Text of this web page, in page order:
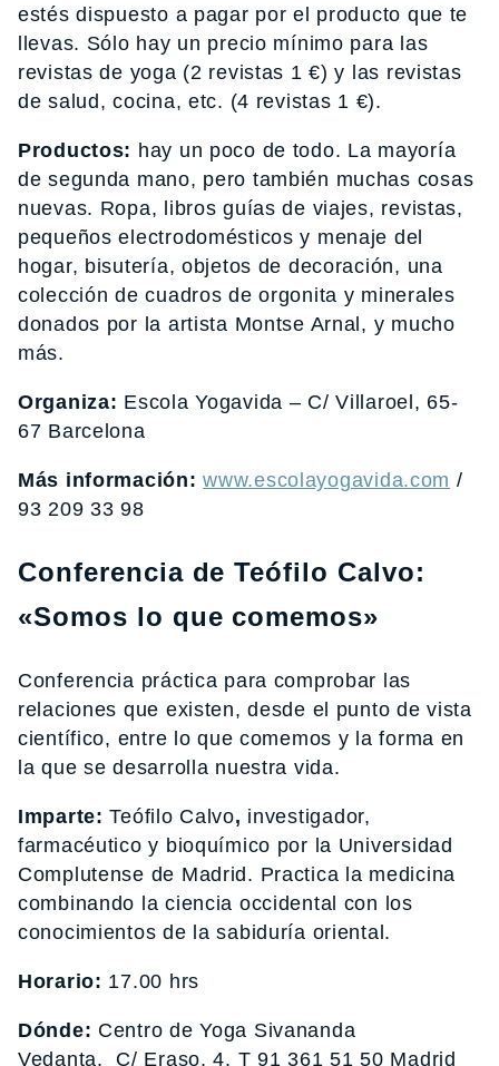
estés dispuesto a pagar por el producto que te
llevas. Sólo hay un precio mínimo para las
revistas de yoga (2 revistas 1 €) y las revistas
de salud, cocina, etc. (4 revistas 1 €).
Productos: hay un poco de todo. La mayoría
de segunda mano, pero también muchas cosas
nuevas. Ropa, libros guías de viajes, revistas,
pequeños electrodomésticos y menaje del
hogar, bisutería, objetos de decoración, una
colección de cuadros de orgonita y minerales
donados por la artista Montse Arnal, y mucho
más.
Organiza: Escola Yogavida – C/ Villaroel, 65-
67 Barcelona
Más información: www.escolayogavida.com /
93 209 33 98
Conferencia de Teófilo Calvo:
«Somos lo que comemos»
Conferencia práctica para comprobar las
relaciones que existen, desde el punto de vista
científico, entre lo que comemos y la forma en
la que se desarrolla nuestra vida.
Imparte: Teófilo Calvo, investigador,
farmacéutico y bioquímico por la Universidad
Complutense de Madrid. Practica la medicina
combinando la ciencia occidental con los
conocimientos de la sabiduría oriental.
Horario: 17.00 hrs
Dónde: Centro de Yoga Sivananda
Vedanta. C/ Eraso, 4. T 91 361 51 50 Madrid